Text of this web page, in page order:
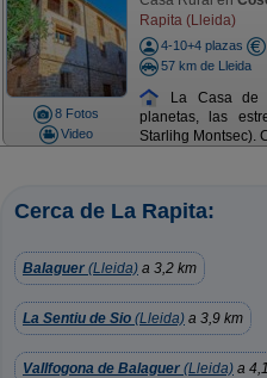
8 Fotos
Video
Rapita (Lleida)
4-10+4 plazas
57 km de Lleida
La Casa de
planetas, las
Starlihg Montsec).
Cerca de La Rapita:
Balaguer (Lleida) a 3,2 km
La Sentiu de Sio (Lleida) a 3,9 km
Vallfogona de Balaguer (Lleida) a